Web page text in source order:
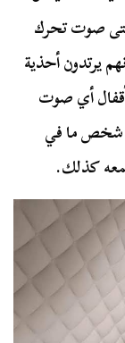
صوت تحرك
يرتدون أحذية
أي صوت
شخص ما في
كذلك.